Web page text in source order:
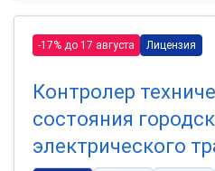
-17% до 17 августа Лицензия
Контролер
состояния
электрического